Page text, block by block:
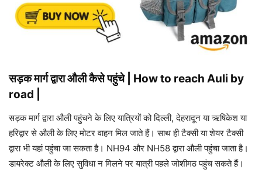
सड़क मार्ग द्वारा औली कैसे पहुंचे | How to reach Auli by
road |
सड़क मार्ग द्वारा औली पहुंचने के लिए यात्रियों को दिल्ली, देहरादून या ऋषिकेश या
हरिद्वार से औली के लिए मोटर वाहन मिल जाते हैं। साथ ही टैक्सी या शेयर टैक्सी
द्वारा भी यहां पहुंचा जा सकता है। NH94 और NH58 द्वारा औली पहुंचा जाता है।
डायरेक्ट औली के लिए सुविधा न मिलने पर यात्री पहले जोशीमठ पहुंच सकते हैं।